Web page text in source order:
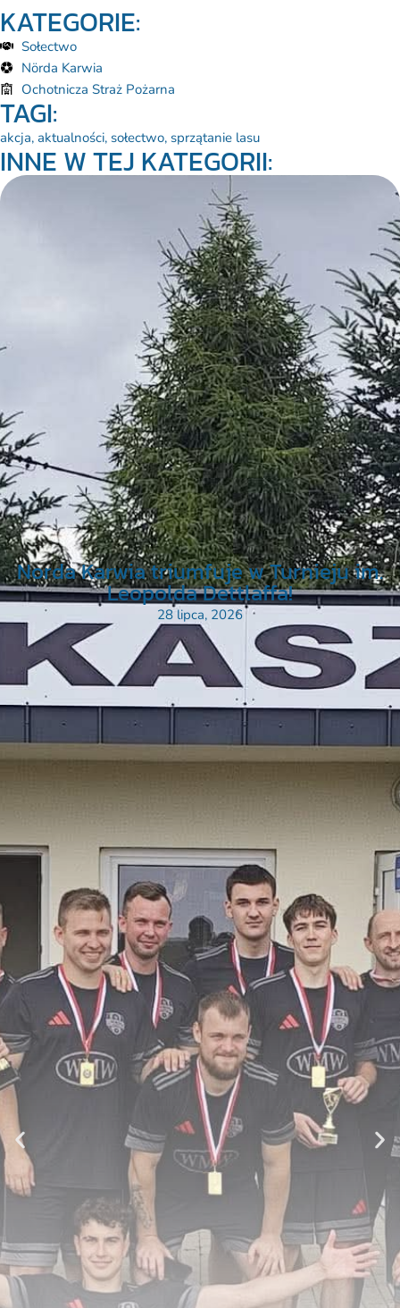
KATEGORIE:
Sołectwo
Nörda Karwia
Ochotnicza Straż Pożarna
TAGI:
akcja, aktualności, sołectwo, sprzątanie lasu
INNE W TEJ KATEGORII:
Norda Karwia triumfuje w Turnieju im.
Leopolda Dettlaffa!
28 lipca, 2026